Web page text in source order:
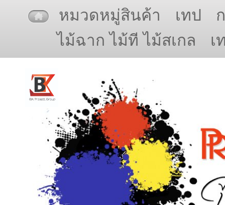
หมวดหมู่สินค้า เทป
ไม้ฉาก ไม้ที ไม้สเกล
เ